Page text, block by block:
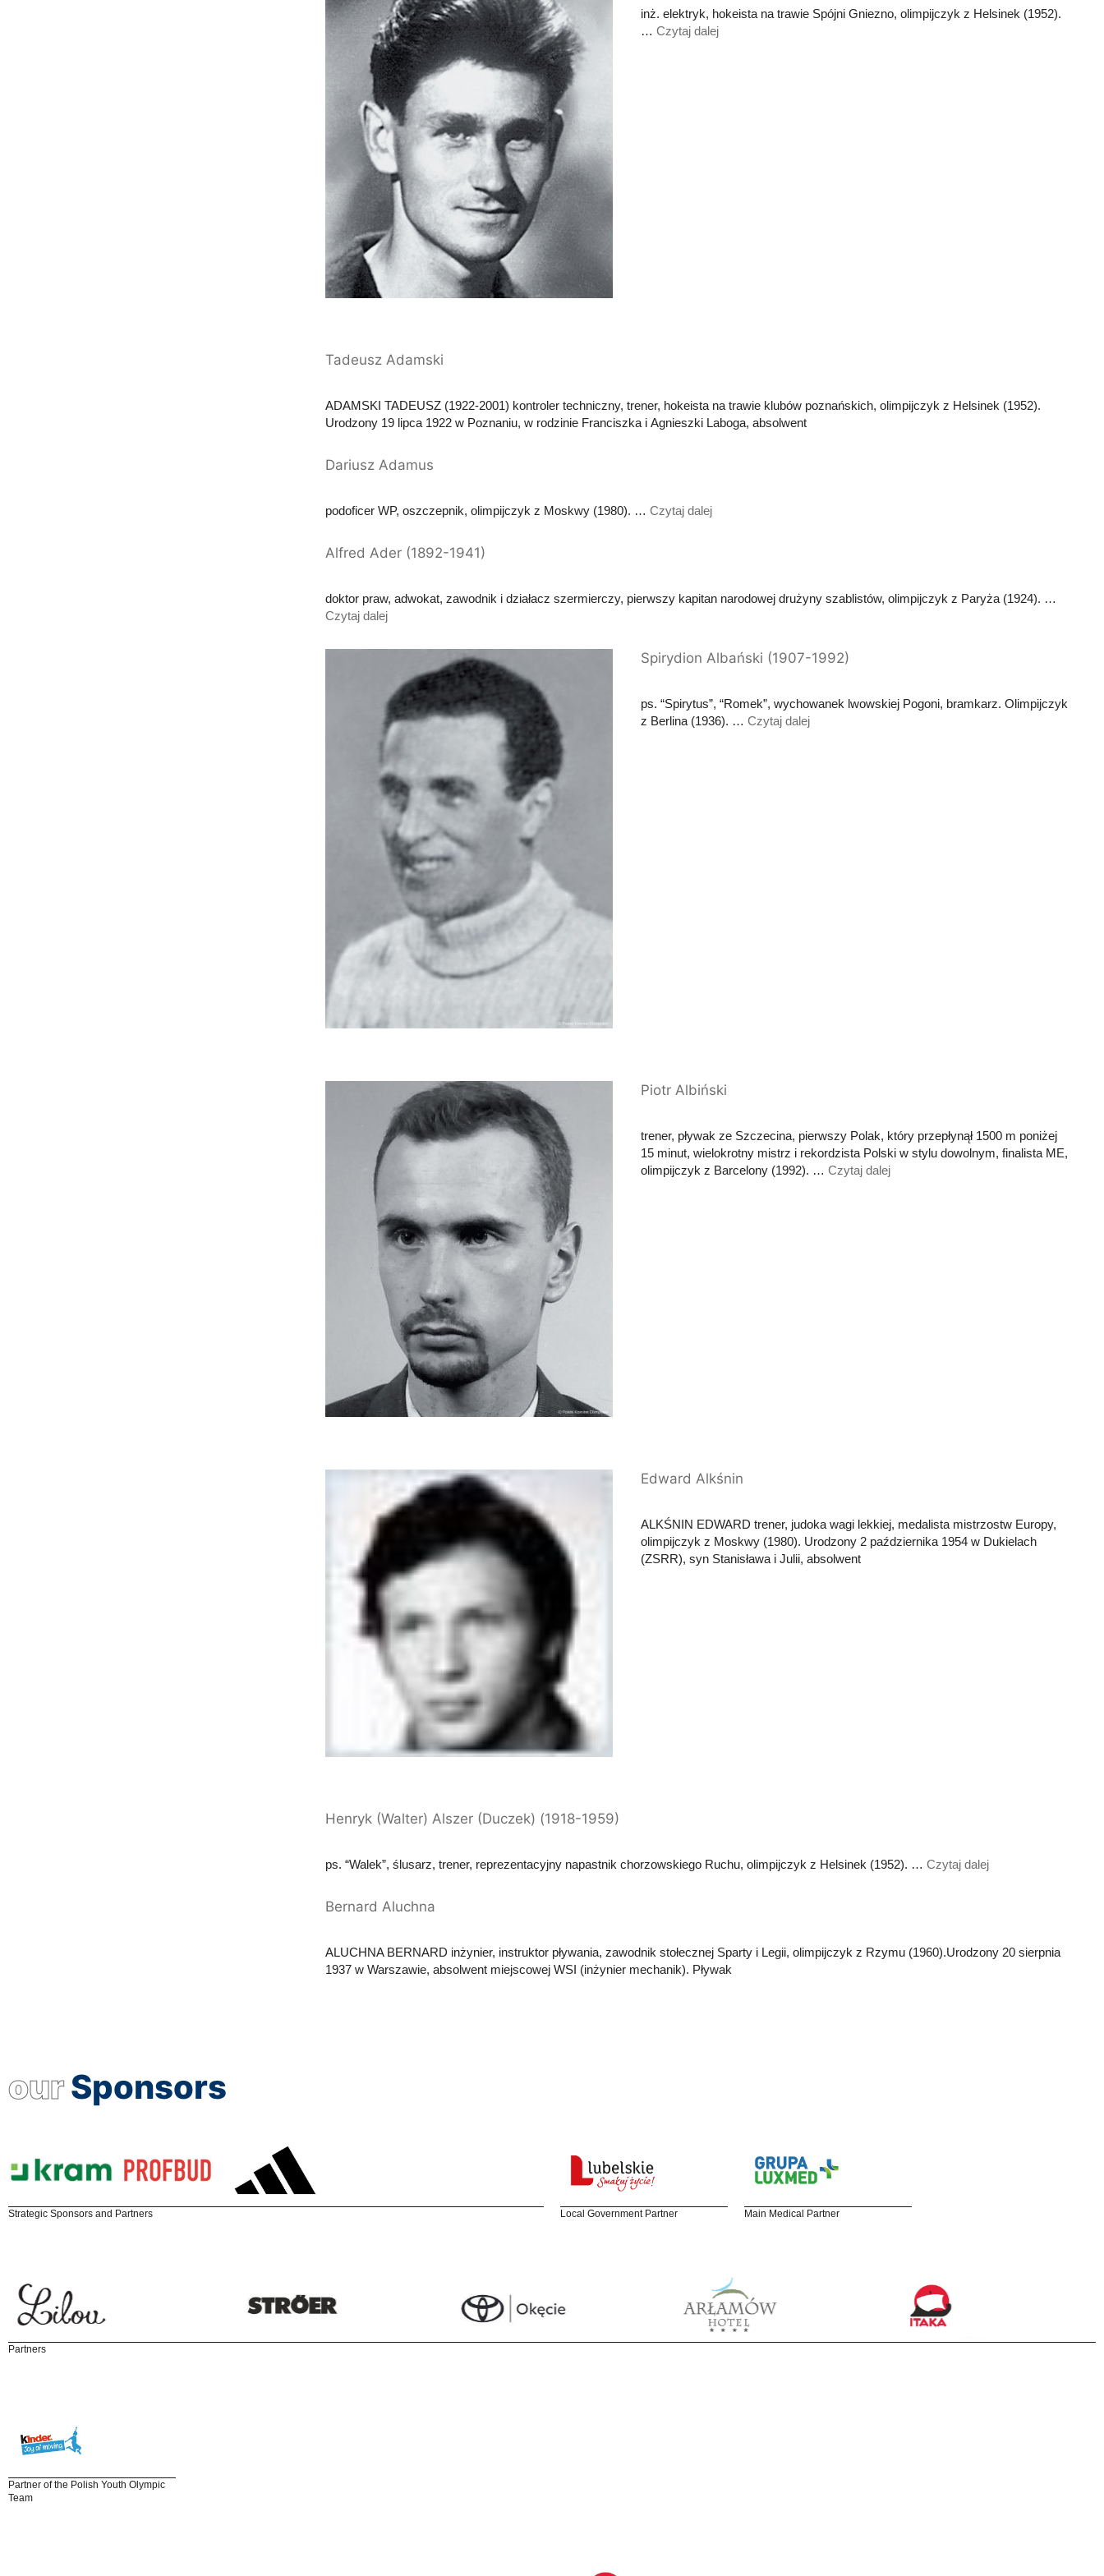
inż. elektryk, hokeista na trawie Spójni Gniezno, olimpijczyk z Helsinek (1952).
… Czytaj dalej
Tadeusz Adamski
ADAMSKI TADEUSZ (1922-2001) kontroler techniczny, trener, hokeista na trawie klubów poznańskich, olimpijczyk z Helsinek (1952).
Urodzony 19 lipca 1922 w Poznaniu, w rodzinie Franciszka i Agnieszki Laboga, absolwent
Dariusz Adamus
podoficer WP, oszczepnik, olimpijczyk z Moskwy (1980). … Czytaj dalej
Alfred Ader (1892-1941)
doktor praw, adwokat, zawodnik i działacz szermierczy, pierwszy kapitan narodowej drużyny szablistów, olimpijczyk z Paryża (1924). …
Czytaj dalej
Spirydion Albański (1907-1992)
ps. “Spirytus”, “Romek”, wychowanek lwowskiej Pogoni, bramkarz. Olimpijczyk
z Berlina (1936). … Czytaj dalej
Piotr Albiński
trener, pływak ze Szczecina, pierwszy Polak, który przepłynął 1500 m poniżej
15 minut, wielokrotny mistrz i rekordzista Polski w stylu dowolnym, finalista ME,
olimpijczyk z Barcelony (1992). … Czytaj dalej
Edward Alkśnin
ALKŚNIN EDWARD trener, judoka wagi lekkiej, medalista mistrzostw Europy,
olimpijczyk z Moskwy (1980). Urodzony 2 października 1954 w Dukielach
(ZSRR), syn Stanisława i Julii, absolwent
Henryk (Walter) Alszer (Duczek) (1918-1959)
ps. “Walek”, ślusarz, trener, reprezentacyjny napastnik chorzowskiego Ruchu, olimpijczyk z Helsinek (1952). … Czytaj dalej
Bernard Aluchna
ALUCHNA BERNARD inżynier, instruktor pływania, zawodnik stołecznej Sparty i Legii, olimpijczyk z Rzymu (1960).Urodzony 20 sierpnia
1937 w Warszawie, absolwent miejscowej WSI (inżynier mechanik). Pływak
ourSponsors
Strategic Sponsors and Partners Local Government Partner Main Medical Partner
Partners
Partner of the Polish Youth Olympic
Team